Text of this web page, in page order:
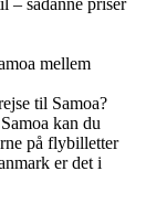
– sådanne priser
mellem
til Samoa?
kan du
på flybilletter
er det i